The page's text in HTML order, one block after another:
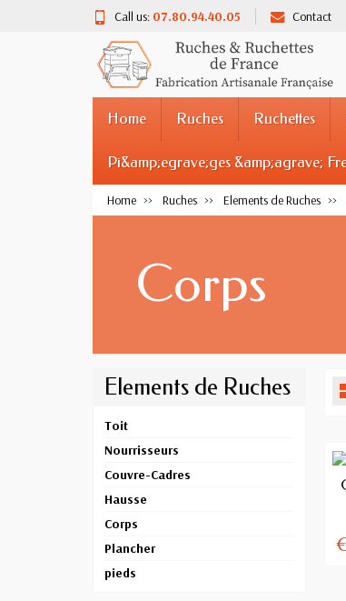
Call us: 07.80.94.40.05 Contact
Home Ruches Ruchettes
Pi&amp;egrave;ges &amp;agrave;
Home Ruches Elements de Ruches
Corps
Elements de Ruches
Toit
Nourrisseurs
Couvre-Cadres
Hausse
Corps
Plancher
pieds